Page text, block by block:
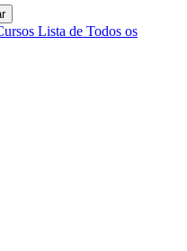
Lista de Todos os